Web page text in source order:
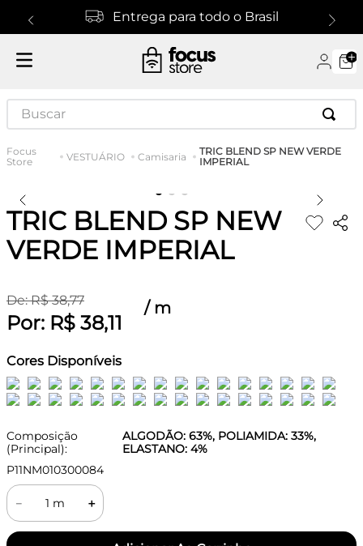
Entrega para todo o Brasil
Buscar
VESTUÁRIO Camisaria
TRIC BLEND SP NEW VERDE
IMPERIAL
TRIC BLEND SP NEW
VERDE IMPERIAL
De:R$ 38,77
Por: R$ 38,11
/ m
Cores Disponíveis
Composição
(Principal):
ALGODÃO: 63%, POLIAMIDA: 33%,
ELASTANO: 4%
P11NM010300084
＋
－